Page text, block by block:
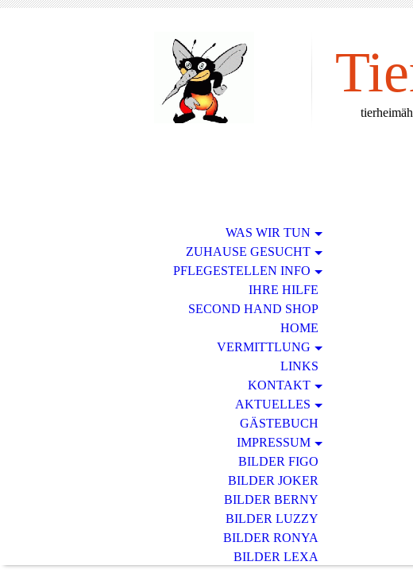
WAS WIR TUN
ZUHAUSE GESUCHT
PFLEGESTELLEN INFO
IHRE HILFE
SECOND HAND SHOP
HOME
VERMITTLUNG
LINKS
KONTAKT
AKTUELLES
GÄSTEBUCH
IMPRESSUM
BILDER FIGO
BILDER JOKER
BILDER BERNY
BILDER LUZZY
BILDER RONYA
BILDER LEXA